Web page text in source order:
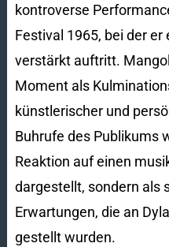
kontroverse
Festival 1965, bei der
verstärkt auftritt.
Moment als
künstlerischer und
Buhrufe des Publikums
Reaktion auf einen
dargestellt, sondern als
Erwartungen, die an
gestellt wurden.